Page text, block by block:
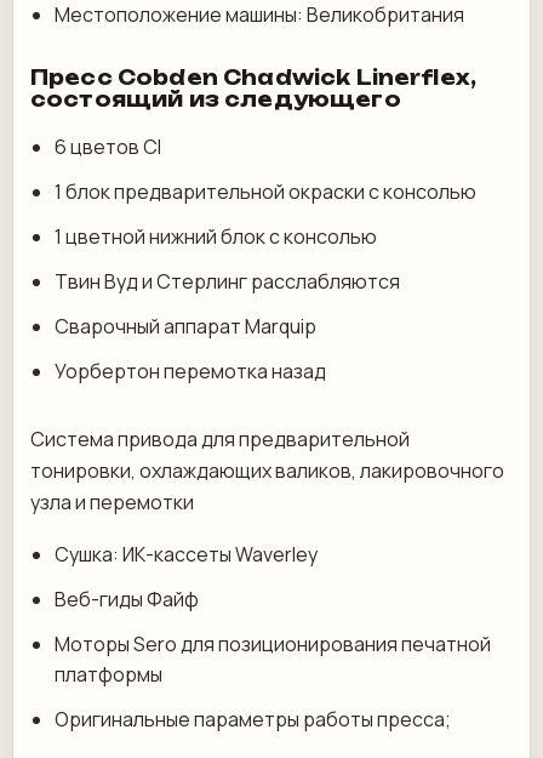
Местоположение машины: Великобритания
Пресс Cobden Chadwick Linerflex,
состоящий из следующего
6 цветов CI
1 блок предварительной окраски с консолью
1 цветной нижний блок с консолью
Твин Вуд и Стерлинг расслабляются
Сварочный аппарат Marquip
Уорбертон перемотка назад
Система привода для предварительной
тонировки, охлаждающих валиков, лакировочного
узла и перемотки
Сушка: ИК-кассеты Waverley
Веб-гиды Файф
Моторы Sero для позиционирования печатной
платформы
Оригинальные параметры работы пресса;